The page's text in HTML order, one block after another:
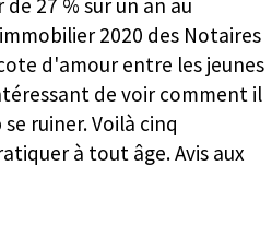
27 % sur un an au
2020 des Notaires
d'amour entre les jeunes
de voir comment il
ruiner. Voilà cinq
à tout âge. Avis aux